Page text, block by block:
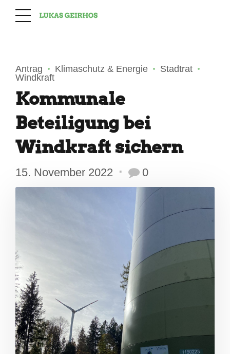
Antrag Klimaschutz & Energie
Stadtrat
Windkraft
Kommunale
Beteiligung bei
Windkraft sichern
15. November 2022 0